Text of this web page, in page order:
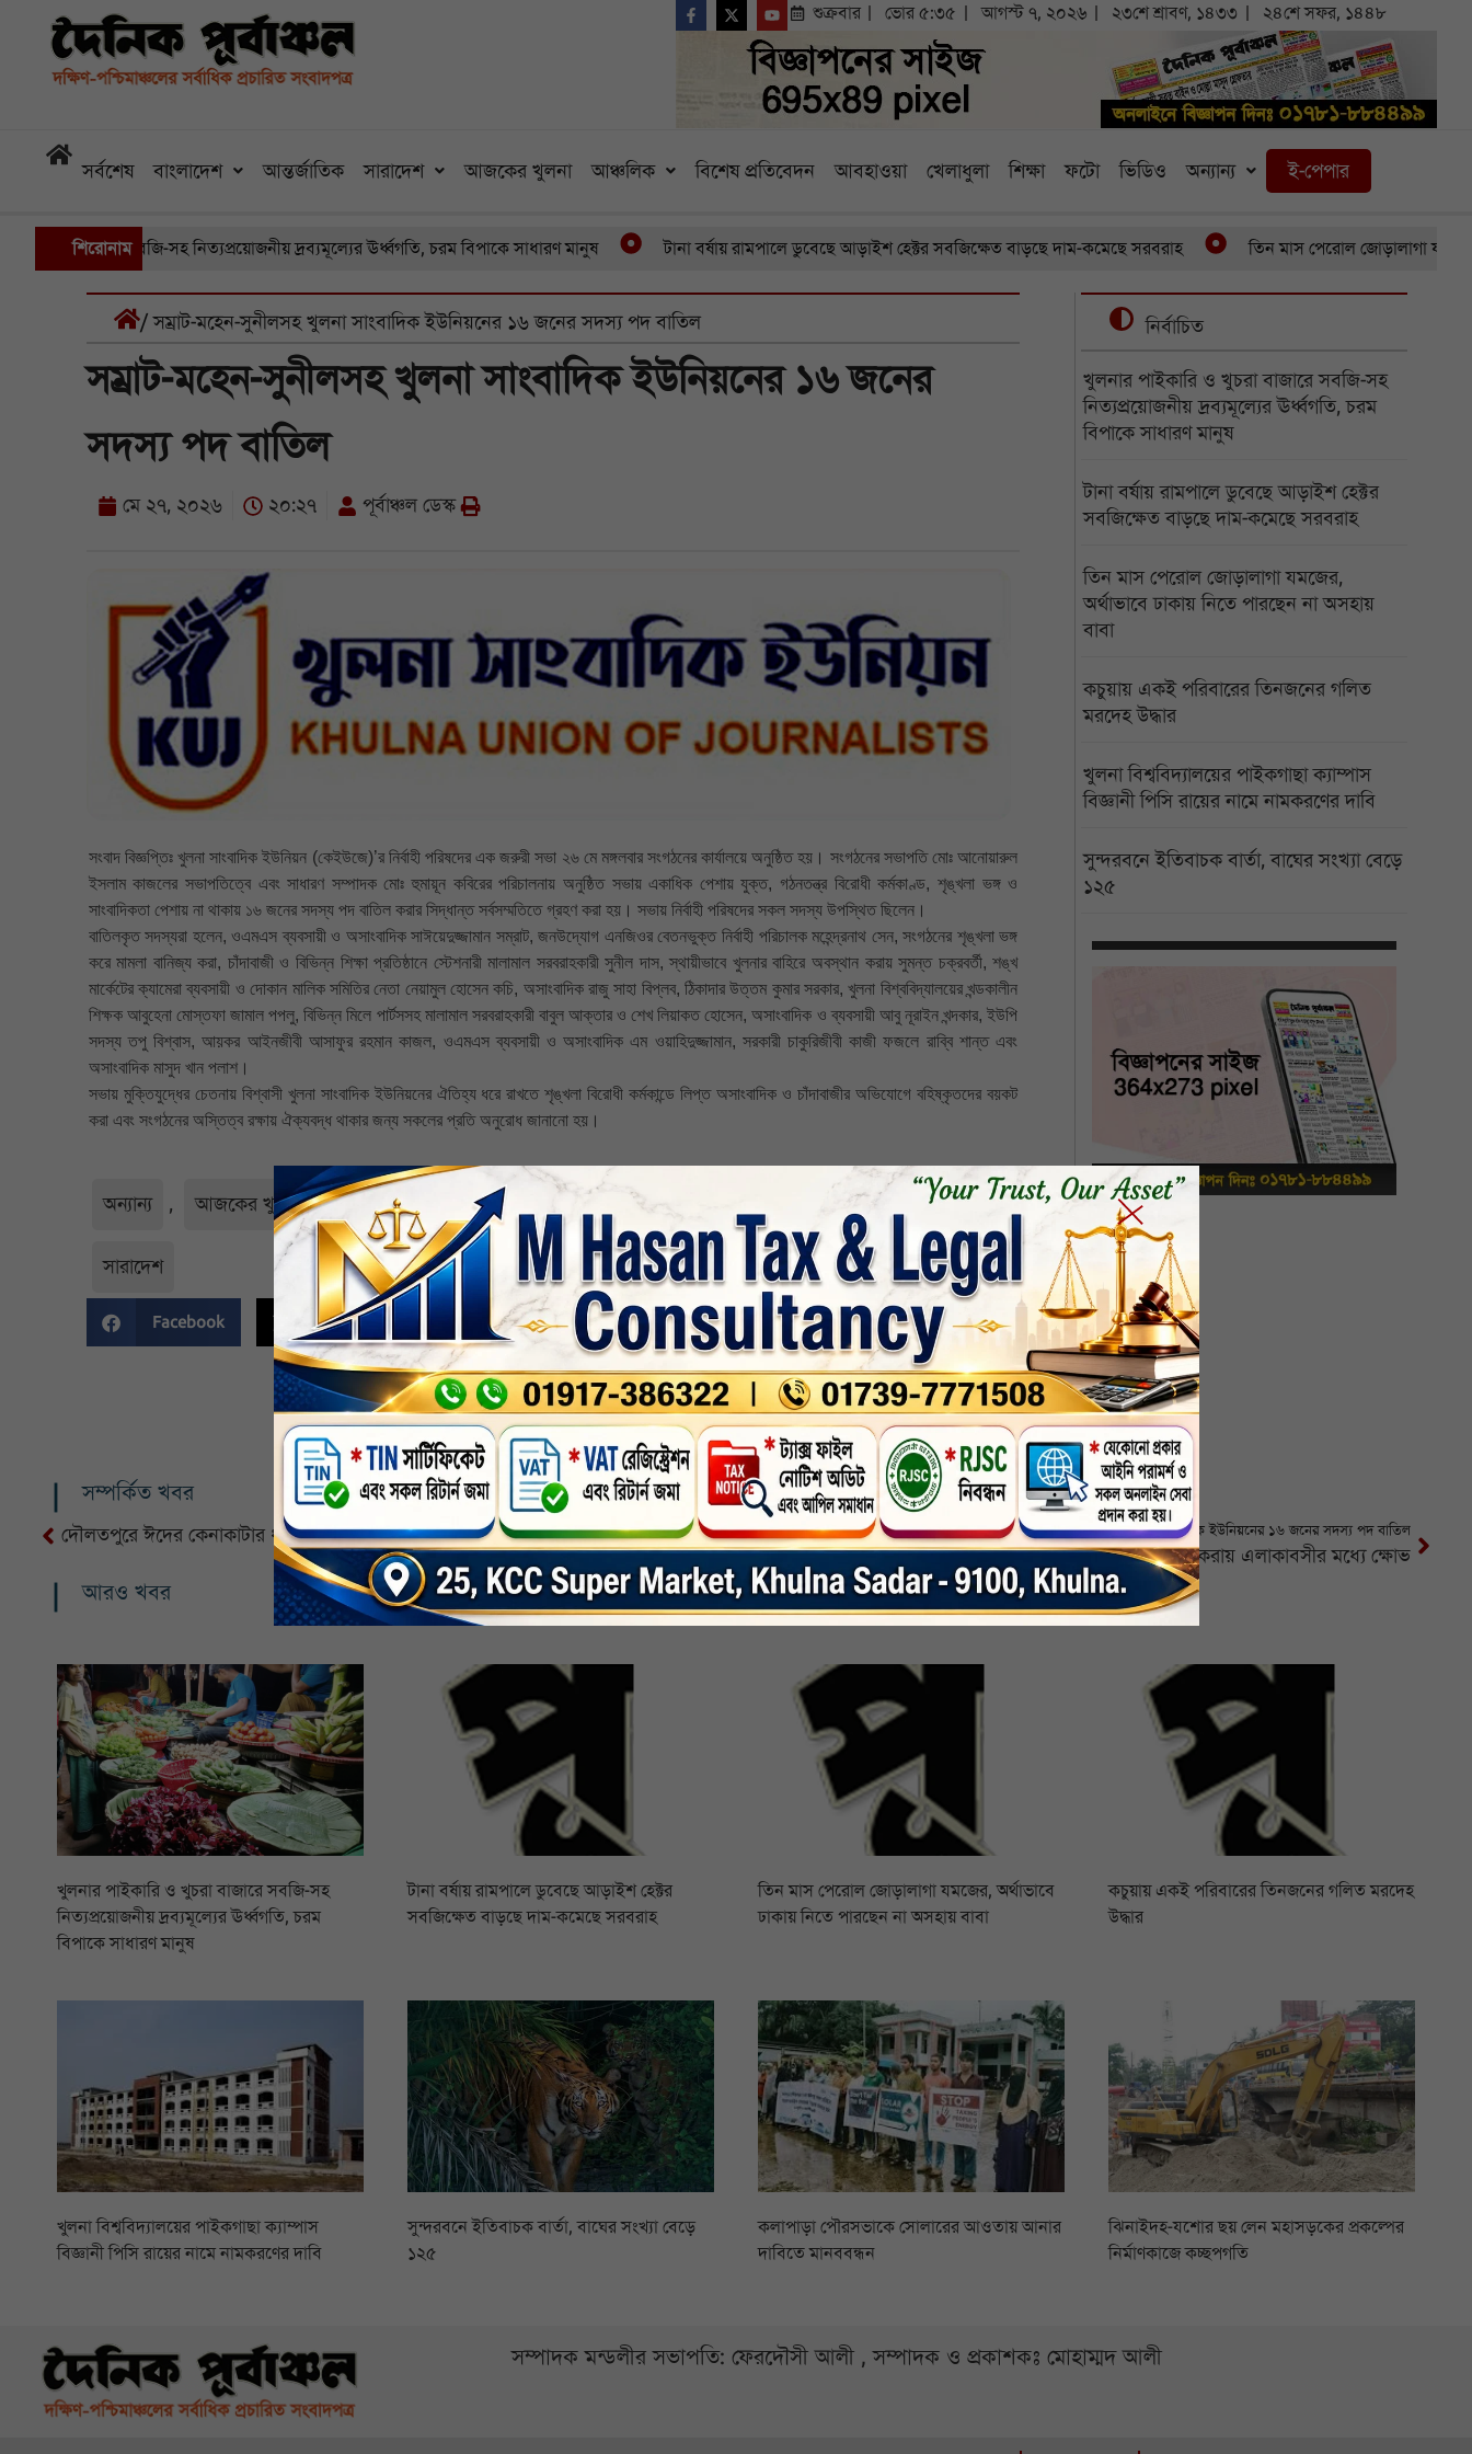
শুক্রবার ভোর ৫:৩৫ আগস্ট ৭, ২০২৬ ২৩শে শ্রাবণ, ১৪৩৩ ২৪শে সফর, ১৪৪৮
সর্বশেষ বাংলাদেশ আন্তর্জাতিক সারাদেশ আজকের খুলনা আঞ্চলিক বিশেষ প্রতিবেদন আবহাওয়া খেলাধুলা শিক্ষা ফটো ভিডিও অন্যান্য ই-পেপার
শিরোনাম
বাজারে সবজি-সহ নিত্যপ্রয়োজনীয় দ্রব্যমূল্যের ঊর্ধ্বগতি, চরম বিপাকে সাধারণ মানুষ টানা বর্ষায় রামপালে ডুবেছে আড়াইশ হেক্টর সবজিক্ষেত বাড়ছে দাম-কমেছে সরবরাহ তিন মাস পেরোল জোড়ালাগা যমজের,
/ সম্রাট-মহেন-সুনীলসহ খুলনা সাংবাদিক ইউনিয়নের ১৬ জনের সদস্য পদ বাতিল
সম্রাট-মহেন-সুনীলসহ খুলনা সাংবাদিক ইউনিয়নের ১৬ জনের
সদস্য পদ বাতিল
মে ২৭, ২০২৬ ২০:২৭ পূর্বাঞ্চল ডেস্ক
সংবাদ বিজ্ঞপ্তিঃ খুলনা সাংবাদিক ইউনিয়ন (কেইউজে)’র নির্বাহী পরিষদের এক জরুরী সভা ২৬ মে মঙ্গলবার সংগঠনের কার্যালয়ে অনুষ্ঠিত হয়। সংগঠনের সভাপতি মোঃ আনোয়ারুল
ইসলাম কাজলের সভাপতিত্বে এবং সাধারণ সম্পাদক মোঃ হুমায়ূন কবিরের পরিচালনায় অনুষ্ঠিত সভায় একাধিক পেশায় যুক্ত, গঠনতন্ত্র বিরোধী কর্মকাণ্ড, শৃঙ্খলা ভঙ্গ ও
সাংবাদিকতা পেশায় না থাকায় ১৬ জনের সদস্য পদ বাতিল করার সিদ্ধান্ত সর্বসম্মতিতে গ্রহণ করা হয়। সভায় নির্বাহী পরিষদের সকল সদস্য উপস্থিত ছিলেন।
বাতিলকৃত সদস্যরা হলেন, ওএমএস ব্যবসায়ী ও অসাংবাদিক সাঈয়েদুজ্জামান সম্রাট, জনউদ্যোগ এনজিওর বেতনভুক্ত নির্বাহী পরিচালক মহেন্দ্রনাথ সেন, সংগঠনের শৃঙ্খলা ভঙ্গ
করে মামলা বানিজ্য করা, চাঁদাবাজী ও বিভিন্ন শিক্ষা প্রতিষ্ঠানে স্টেশনারী মালামাল সরবরাহকারী সুনীল দাস, স্থায়ীভাবে খুলনার বাহিরে অবস্থান করায় সুমন্ত চক্রবর্তী, শঙ্খ
মার্কেটের ক্যামেরা ব্যবসায়ী ও দোকান মালিক সমিতির নেতা নেয়ামুল হোসেন কচি, অসাংবাদিক রাজু সাহা বিপ্লব, ঠিকাদার উত্তম কুমার সরকার, খুলনা বিশ্ববিদ্যালয়ের খন্ডকালীন
শিক্ষক আবুহেনা মোস্তফা জামাল পপলু, বিভিন্ন মিলে পার্টসসহ মালামাল সরবরাহকারী বাবুল আক্তার ও শেখ লিয়াকত হোসেন, অসাংবাদিক ও ব্যবসায়ী আবু নূরাইন খন্দকার, ইউপি
সদস্য তপু বিশ্বাস, আয়কর আইনজীবী আসাফুর রহমান কাজল, ওএমএস ব্যবসায়ী ও অসাংবাদিক এম ওয়াহিদুজ্জামান, সরকারী চাকুরিজীবী কাজী ফজলে রাব্বি শান্ত এবং
অসাংবাদিক মাসুদ খান পলাশ।
সভায় মুক্তিযুদ্ধের চেতনায় বিশ্বাসী খুলনা সাংবাদিক ইউনিয়নের ঐতিহ্য ধরে রাখতে শৃঙ্খলা বিরোধী কর্মকান্ডে লিপ্ত অসাংবাদিক ও চাঁদাবাজীর অভিযোগে বহিষ্কৃতদের বয়কট
করা এবং সংগঠনের অস্তিত্ব রক্ষায় ঐক্যবদ্ধ থাকার জন্য সকলের প্রতি অনুরোধ জানানো হয়।
অন্যান্য , আজকের খুলনা , আঞ্চলিক খুলনা , সর্বশেষ-সংবাদ
সারাদেশ
Facebook Twitter Linkedin Whatsapp Print
নির্বাচিত
খুলনার পাইকারি ও খুচরা বাজারে সবজি-সহ
নিত্যপ্রয়োজনীয় দ্রব্যমূল্যের ঊর্ধ্বগতি, চরম
বিপাকে সাধারণ মানুষ
টানা বর্ষায় রামপালে ডুবেছে আড়াইশ হেক্টর
সবজিক্ষেত বাড়ছে দাম-কমেছে সরবরাহ
তিন মাস পেরোল জোড়ালাগা যমজের,
অর্থাভাবে ঢাকায় নিতে পারছেন না অসহায়
বাবা
কচুয়ায় একই পরিবারের তিনজনের গলিত
মরদেহ উদ্ধার
খুলনা বিশ্ববিদ্যালয়ের পাইকগাছা ক্যাম্পাস
বিজ্ঞানী পিসি রায়ের নামে নামকরণের দাবি
সুন্দরবনে ইতিবাচক বার্তা, বাঘের সংখ্যা বেড়ে
১২৫
সম্পর্কিত খবর
দৌলতপুরে ঈদের কেনাকাটার ধুম, গভীর রাত পর্যন্ত উপচে পড়া ভিড় সম্রাট-মহেন-সুনীলসহ খুলনা সাংবাদিক ইউনিয়নের ১৬ জনের সদস্য পদ বাতিল
দাকোপের প্রতিরক্ষা বাঁধের ব্লক নির্মাণ কাজ অন্য উপজেলায় শুরু করায় এলাকাবসীর মধ্যে ক্ষোভ
আরও খবর
খুলনার পাইকারি ও খুচরা বাজারে সবজি-সহ
নিত্যপ্রয়োজনীয় দ্রব্যমূল্যের ঊর্ধ্বগতি, চরম
বিপাকে সাধারণ মানুষ
টানা বর্ষায় রামপালে ডুবেছে আড়াইশ হেক্টর
সবজিক্ষেত বাড়ছে দাম-কমেছে সরবরাহ
তিন মাস পেরোল জোড়ালাগা যমজের, অর্থাভাবে
ঢাকায় নিতে পারছেন না অসহায় বাবা
কচুয়ায় একই পরিবারের তিনজনের গলিত মরদেহ
উদ্ধার
খুলনা বিশ্ববিদ্যালয়ের পাইকগাছা ক্যাম্পাস
বিজ্ঞানী পিসি রায়ের নামে নামকরণের দাবি
সুন্দরবনে ইতিবাচক বার্তা, বাঘের সংখ্যা বেড়ে
১২৫
কলাপাড়া পৌরসভাকে সোলারের আওতায় আনার
দাবিতে মানববন্ধন
ঝিনাইদহ-যশোর ছয় লেন মহাসড়কের প্রকল্পের
নির্মাণকাজে কচ্ছপগতি
সম্পাদক মন্ডলীর সভাপতি: ফেরদৌসী আলী , সম্পাদক ও প্রকাশকঃ মোহাম্মদ আলী